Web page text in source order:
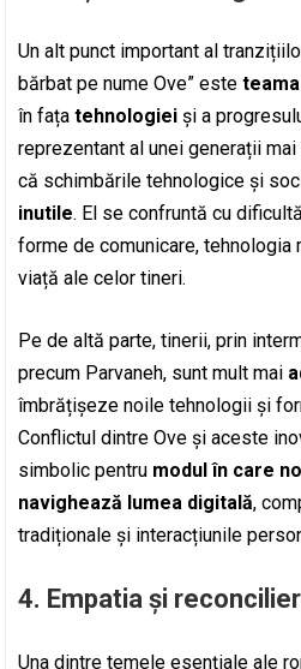
Un alt punct important al
bărbat pe nume Ove” este
în fațatehnologiei și a
reprezentant al unei generații
că schimbările tehnologice și
inutile. El se confruntă cu
forme de comunicare,
viață ale celor tineri.
Pe de altă parte, tinerii, prin
precum Parvaneh, sunt mult mai
îmbrățișeze noile tehnologii și
Conflictul dintre Ove și aceste
simbolic pentru modul în care
navighează lumea digitală,
tradiționale și interacțiunile
4. Empatia și
Una dintre temele esențiale ale